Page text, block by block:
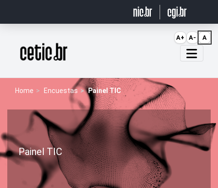
Página inicial
Home Encuestas Painel TIC
Painel TIC
A+ A- A